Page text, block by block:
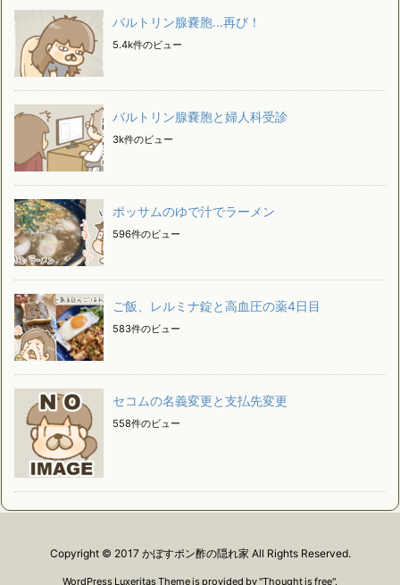
バルトリン腺嚢胞…再び！
5.4k件のビュー
バルトリン腺嚢胞と婦人科受診
3k件のビュー
ポッサムのゆで汁でラーメン
596件のビュー
ご飯、レルミナ錠と高血圧の薬4日目
583件のビュー
セコムの名義変更と支払先変更
558件のビュー
Copyright © 2017 かぼすポン酢の隠れ家 All Rights Reserved.
WordPress Luxeritas Theme is provided by "Thought is free".